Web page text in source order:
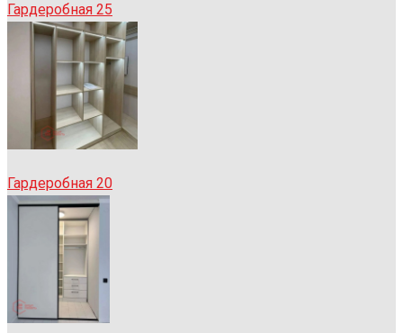
Гардеробная 25
Гардеробная 20